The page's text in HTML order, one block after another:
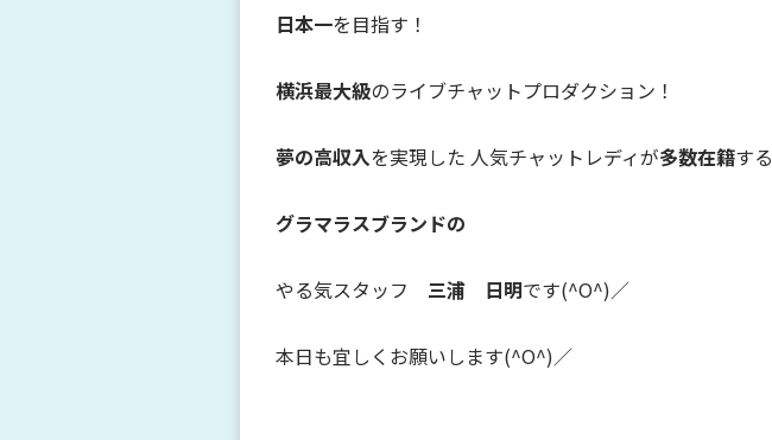
日本一を目指す！
横浜最大級のライブチャットプロダクション！
夢の高収入を実現した 人気チャットレディが多数在籍する
グラマラスブランドの
やる気スタッフ 三浦 日明です(^O^)／
本日も宜しくお願いします(^O^)／